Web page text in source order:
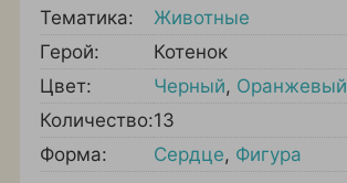
Тематика:
Животные
Герой:
Котенок
Цвет:
Черный, Оранжевый
Количество:13
Форма:
Сердце, Фигура